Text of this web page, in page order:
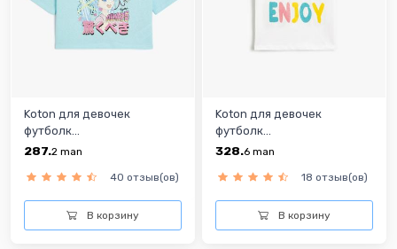
Koton для девочек
футболк...
287.2 man
40 отзыв(ов)
В корзину
Koton для девочек
футболк...
328.6 man
18 отзыв(ов)
В корзину